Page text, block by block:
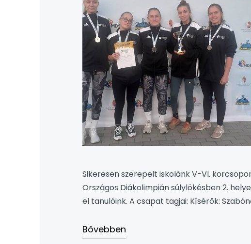
Sikeresen szerepelt iskolánk V-VI.
Országos Diákolimpián súlylökésben 2.
el tanulóink. A csapat tagjai: Kísérők:
Bővebben